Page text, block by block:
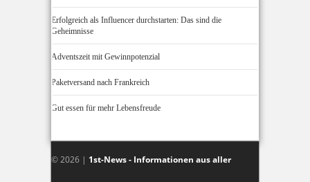
Erfolgreich als Influencer durchstarten: Das sind die
Geheimnisse
Adventszeit mit Gewinnpotenzial
Paketversand nach Frankreich
Gut essen für mehr Lebensfreude
© 2026 | 1st-News - Informationen aus aller